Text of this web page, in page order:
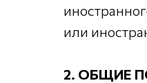
или
2. ОБЩИЕ